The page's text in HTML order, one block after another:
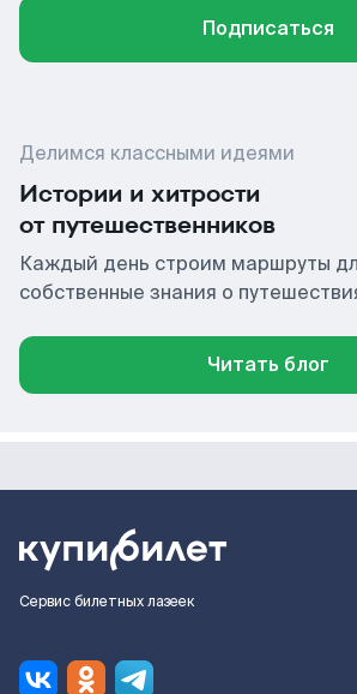
Подписаться
Делимся классными идеями
Истории и хитрости
от путешественников
Каждый день строим маршруты
собственные знания о
Читать блог
Сервис билетных лазеек